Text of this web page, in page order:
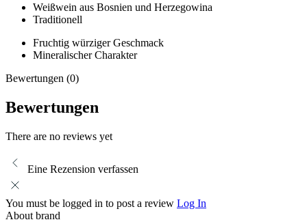
Weißwein aus Bosnien und Herzegowina
Traditionell
Fruchtig würziger Geschmack
Mineralischer Charakter
Bewertungen (0)
Bewertungen
There are no reviews yet
Eine Rezension verfassen
You must be logged in to post a review Log In
About brand